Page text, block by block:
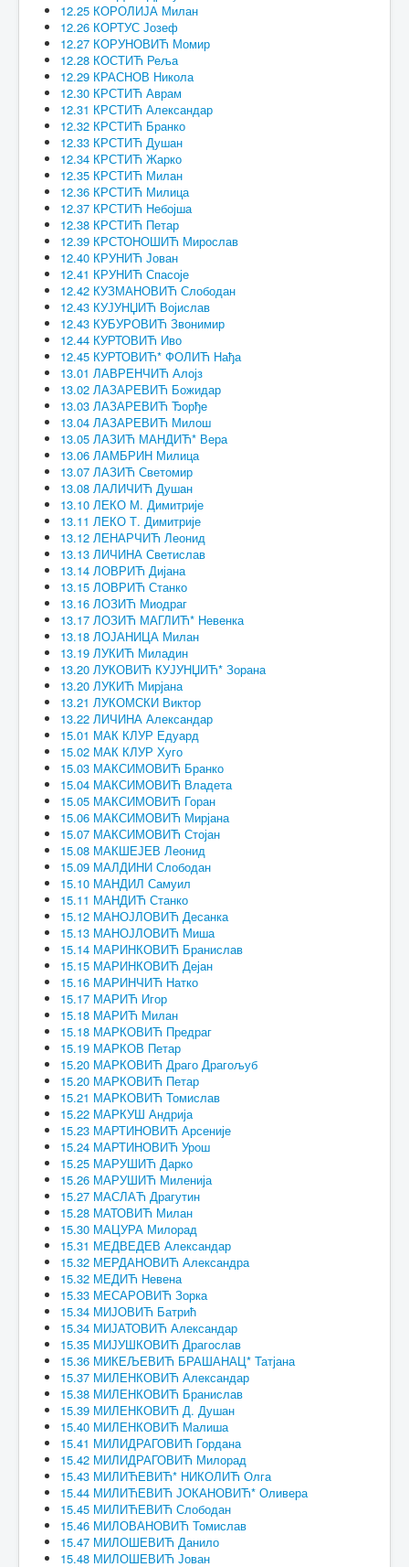
12.25 КОРОЛИЈА Милан
12.26 КОРТУС Јозеф
12.27 КОРУНОВИЋ Момир
12.28 КОСТИЋ Реља
12.29 КРАСНОВ Никола
12.30 КРСТИЋ Аврам
12.31 КРСТИЋ Александар
12.32 КРСТИЋ Бранко
12.33 КРСТИЋ Душан
12.34 КРСТИЋ Жарко
12.35 КРСТИЋ Милан
12.36 КРСТИЋ Милица
12.37 КРСТИЋ Небојша
12.38 КРСТИЋ Петар
12.39 КРСТОНОШИЋ Мирослав
12.40 КРУНИЋ Јован
12.41 КРУНИЋ Спасоје
12.42 КУЗМАНОВИЋ Слободан
12.43 КУЈУНЏИЋ Војислав
12.43 КУБУРОВИЋ Звонимир
12.44 КУРТОВИЋ Иво
12.45 КУРТОВИЋ* ФОЛИЋ Нађа
13.01 ЛАВРЕНЧИЋ Алојз
13.02 ЛАЗАРЕВИЋ Божидар
13.03 ЛАЗАРЕВИЋ Ђорђе
13.04 ЛАЗАРЕВИЋ Милош
13.05 ЛАЗИЋ МАНДИЋ* Вера
13.06 ЛАМБРИН Милица
13.07 ЛАЗИЋ Светомир
13.08 ЛАЛИЧИЋ Душан
13.10 ЛЕКО М. Димитрије
13.11 ЛЕКО Т. Димитрије
13.12 ЛЕНАРЧИЋ Леонид
13.13 ЛИЧИНА Светислав
13.14 ЛОВРИЋ Дијана
13.15 ЛОВРИЋ Станко
13.16 ЛОЗИЋ Миодраг
13.17 ЛОЗИЋ МАГЛИЋ* Невенка
13.18 ЛОЈАНИЦА Милан
13.19 ЛУКИЋ Миладин
13.20 ЛУКОВИЋ КУЈУНЏИЋ* Зорана
13.20 ЛУКИЋ Мирјана
13.21 ЛУКОМСКИ Виктор
13.22 ЛИЧИНА Александар
15.01 МАК КЛУР Едуард
15.02 МАК КЛУР Хуго
15.03 МАКСИМОВИЋ Бранко
15.04 МАКСИМОВИЋ Владета
15.05 МАКСИМОВИЋ Горан
15.06 МАКСИМОВИЋ Мирјана
15.07 МАКСИМОВИЋ Стојан
15.08 МАКШЕЈЕВ Леонид
15.09 МАЛДИНИ Слободан
15.10 МАНДИЛ Самуил
15.11 МАНДИЋ Станко
15.12 МАНОЈЛОВИЋ Десанка
15.13 МАНОЈЛОВИЋ Миша
15.14 МАРИНКОВИЋ Бранислав
15.15 МАРИНКОВИЋ Дејан
15.16 МАРИНЧИЋ Натко
15.17 МАРИЋ Игор
15.18 МАРИЋ Милан
15.18 МАРКОВИЋ Предраг
15.19 МАРКОВ Петар
15.20 МАРКОВИЋ Драго Драгољуб
15.20 МАРКОВИЋ Петар
15.21 МАРКОВИЋ Томислав
15.22 МАРКУШ Андрија
15.23 МАРТИНОВИЋ Арсеније
15.24 МАРТИНОВИЋ Урош
15.25 МАРУШИЋ Дарко
15.26 МАРУШИЋ Миленија
15.27 МАСЛАЋ Драгутин
15.28 МАТОВИЋ Милан
15.30 МАЦУРА Милорад
15.31 МЕДВЕДЕВ Александар
15.32 МЕРДАНОВИЋ Александра
15.32 МЕДИЋ Невена
15.33 МЕСАРОВИЋ Зорка
15.34 МИЈОВИЋ Батрић
15.34 МИЈАТОВИЋ Александар
15.35 МИЈУШКОВИЋ Драгослав
15.36 МИКЕЉЕВИЋ БРАШАНАЦ* Татјана
15.37 МИЛЕНКОВИЋ Александар
15.38 МИЛЕНКОВИЋ Бранислав
15.39 МИЛЕНКОВИЋ Д. Душан
15.40 МИЛЕНКОВИЋ Малиша
15.41 МИЛИДРАГОВИЋ Гордана
15.42 МИЛИДРАГОВИЋ Милорад
15.43 МИЛИЋЕВИЋ* НИКОЛИЋ Олга
15.44 МИЛИЋЕВИЋ ЈОКАНОВИЋ* Оливера
15.45 МИЛИЋЕВИЋ Слободан
15.46 МИЛОВАНОВИЋ Томислав
15.47 МИЛОШЕВИЋ Данило
15.48 МИЛОШЕВИЋ Јован